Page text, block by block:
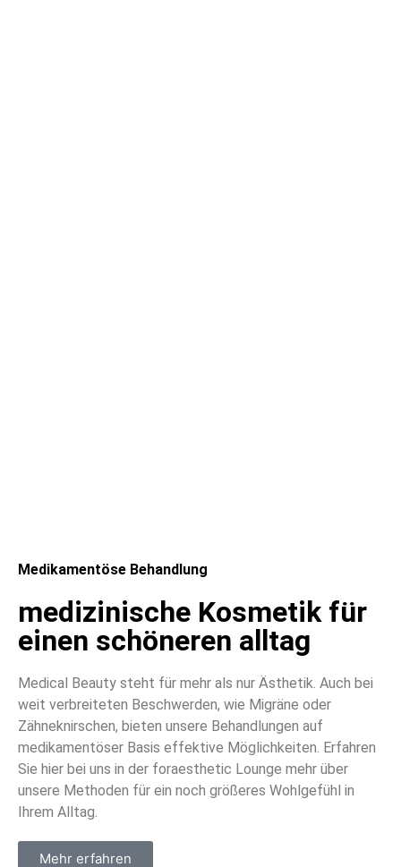
Medikamentöse Behandlung
medizinische Kosmetik für
einen schöneren alltag
Medical Beauty steht für mehr als nur Ästhetik. Auch bei
weit verbreiteten Beschwerden, wie Migräne oder
Zähneknirschen, bieten unsere Behandlungen auf
medikamentöser Basis effektive Möglichkeiten. Erfahren
Sie hier bei uns in der foraesthetic Lounge mehr über
unsere Methoden für ein noch größeres Wohlgefühl in
Ihrem Alltag.
Mehr erfahren